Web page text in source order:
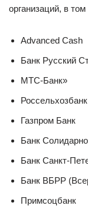
организаций, в
Advanced Cash
Банк Русский
МТС-Банк»
Россельхозбанк
Газпром Банк
Банк
Банк Санкт-
Банк ВБРР
Примсоцбанк